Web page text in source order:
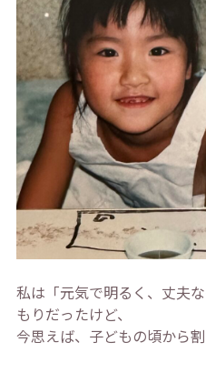
私は「元気で明るく、丈夫
もりだったけど、
今思えば、子どもの頃から